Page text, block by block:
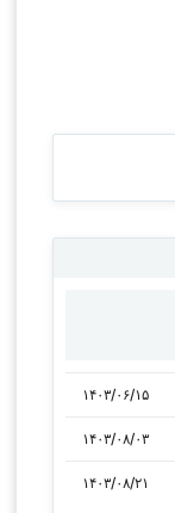
۱۴۰۳/۰۶/۱۵
۱۴۰۳/۰۸/۰۳
۱۴۰۳/۰۸/۲۱